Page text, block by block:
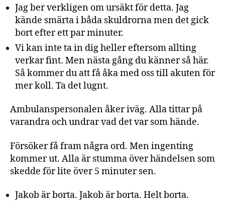
Jag ber verkligen om ursäkt för detta. Jag
kände smärta i båda skuldrorna men det gick
bort efter ett par minuter.
Vi kan inte ta in dig heller eftersom allting
verkar fint. Men nästa gång du känner så här.
Så kommer du att få åka med oss till akuten för
mer koll. Ta det lugnt.
Ambulanspersonalen åker iväg. Alla tittar på
varandra och undrar vad det var som hände.
Försöker få fram några ord. Men ingenting
kommer ut. Alla är stumma över händelsen som
skedde för lite över 5 minuter sen.
Jakob är borta. Jakob är borta. Helt borta.